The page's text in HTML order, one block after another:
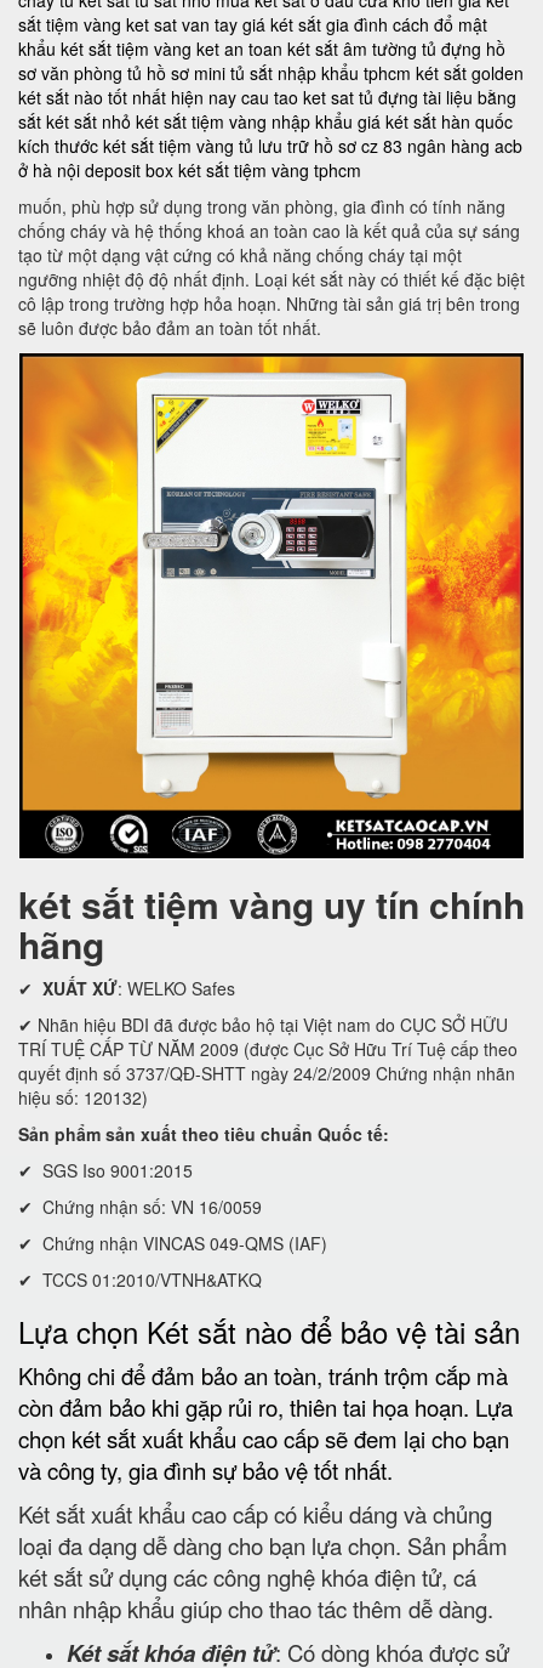
sắt tiệm vàng ket sat van tay giá két sắt gia đình cách đổ mật
khẩu két sắt tiệm vàng ket an toan két sắt âm tường tủ đựng hồ
sơ văn phòng tủ hồ sơ mini tủ sắt nhập khẩu tphcm két sắt golden
két sắt nào tốt nhất hiện nay cau tao ket sat tủ đựng tài liệu bằng
sắt két sắt nhỏ két sắt tiệm vàng nhập khẩu giá két sắt hàn quốc
kích thước két sắt tiệm vàng tủ lưu trữ hồ sơ cz 83 ngân hàng acb
ở hà nội deposit box két sắt tiệm vàng tphcm
muốn, phù hợp sử dụng trong văn phòng, gia đình có tính năng
chống cháy và hệ thống khoá an toàn cao là kết quả của sự sáng
tạo từ một dạng vật cứng có khả năng chống cháy tại một
ngưỡng nhiệt độ độ nhất định. Loại két sắt này có thiết kế đặc biệt
cô lập trong trường hợp hỏa hoạn. Những tài sản giá trị bên trong
sẽ luôn được bảo đảm an toàn tốt nhất.
két sắt tiệm vàng uy tín chính
hãng
✔ XUẤT XỨ: WELKO Safes
✔ Nhãn hiệu BDI đã được bảo hộ tại Việt nam do CỤC SỞ HỮU
TRÍ TUỆ CẤP TỪ NĂM 2009 (được Cục Sở Hữu Trí Tuệ cấp theo
quyết định số 3737/QĐ-SHTT ngày 24/2/2009 Chứng nhận nhãn
hiệu số: 120132)
Sản phẩm sản xuất theo tiêu chuẩn Quốc tế:
✔ SGS Iso 9001:2015
✔ Chứng nhận số: VN 16/0059
✔ Chứng nhận VINCAS 049-QMS (IAF)
✔ TCCS 01:2010/VTNH&ATKQ
Lựa chọn Két sắt nào để bảo vệ tài sản
Không chi để đảm bảo an toàn, tránh trộm cắp mà
còn đảm bảo khi gặp rủi ro, thiên tai họa hoạn. Lựa
chọn két sắt xuất khẩu cao cấp sẽ đem lại cho bạn
và công ty, gia đình sự bảo vệ tốt nhất.
Két sắt xuất khẩu cao cấp có kiểu dáng và chủng
loại đa dạng dễ dàng cho bạn lựa chọn. Sản phẩm
két sắt sử dụng các công nghệ khóa điện tử, cá
nhân nhập khẩu giúp cho thao tác thêm dễ dàng.
Két sắt khóa điện tử: Có dòng khóa được sử